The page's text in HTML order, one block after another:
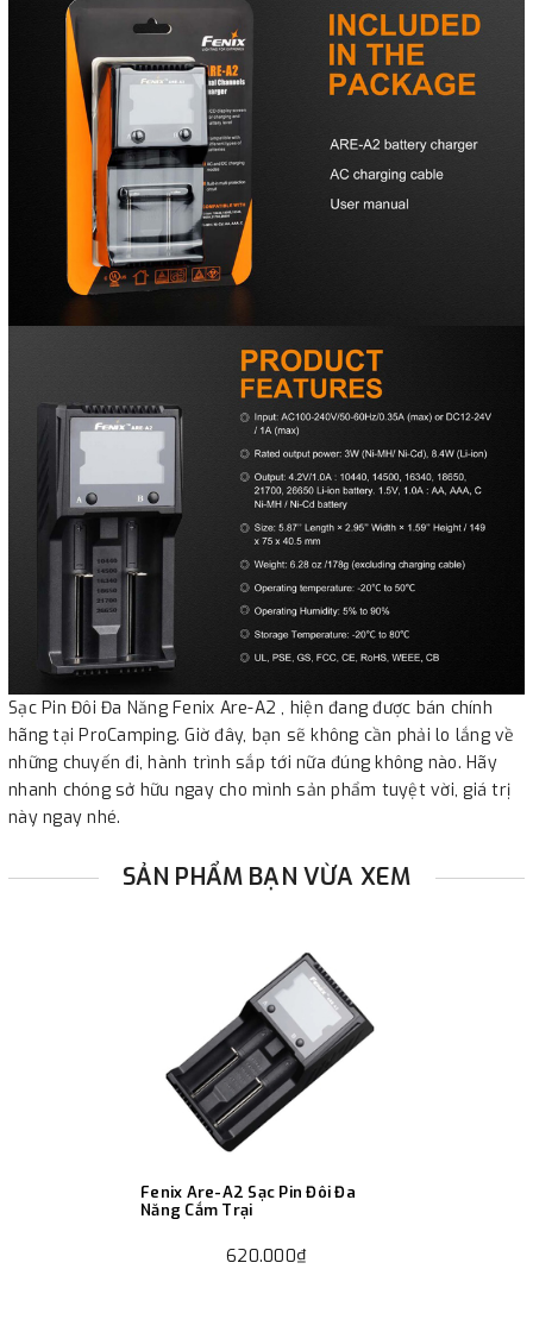
Sạc Pin Đôi Đa Năng Fenix Are-A2 , hiện đang được bán chính
hãng tại ProCamping. Giờ đây, bạn sẽ không cần phải lo lắng về
những chuyến đi, hành trình sắp tới nữa đúng không nào. Hãy
nhanh chóng sở hữu ngay cho mình sản phẩm tuyệt vời, giá trị
này ngay nhé.
SẢN PHẨM BẠN VỪA XEM
Fenix Are-A2 Sạc Pin Đôi Đa
Năng Cắm Trại
620.000₫